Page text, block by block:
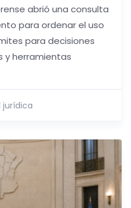
abrió una consulta
para ordenar el uso
para decisiones
y herramientas
jurídica